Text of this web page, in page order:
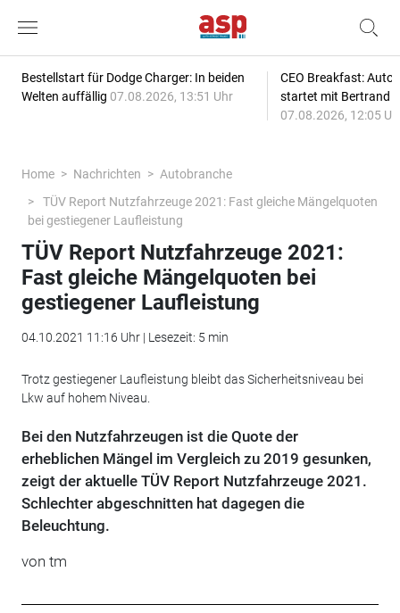
Bestellstart für Dodge Charger: In beiden
Welten auffällig 07.08.2026, 13:51 Uhr
CEO Breakfast:
startet mit Bertrand
07.08.2026, 12:05
Home Nachrichten
Autobranche
TÜV Report Nutzfahrzeuge 2021: Fast gleiche Mängelquoten
bei gestiegener Laufleistung
TÜV Report Nutzfahrzeuge 2021:
Fast gleiche Mängelquoten bei
gestiegener Laufleistung
04.10.2021 11:16 Uhr | Lesezeit: 5 min
Trotz gestiegener Laufleistung bleibt das Sicherheitsniveau bei
Lkw auf hohem Niveau.
Bei den Nutzfahrzeugen ist die Quote der
erheblichen Mängel im Vergleich zu 2019 gesunken,
zeigt der aktuelle TÜV Report Nutzfahrzeuge 2021.
Schlechter abgeschnitten hat dagegen die
Beleuchtung.
von tm